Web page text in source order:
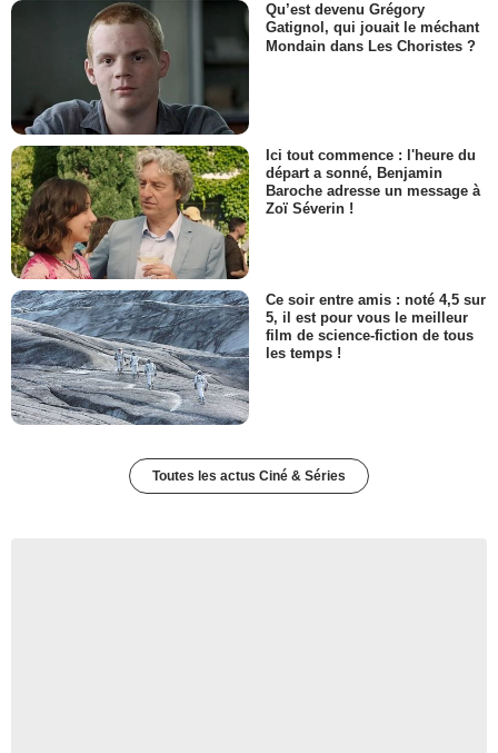
Qu’est devenu Grégory
Gatignol, qui jouait le méchant
Mondain dans Les Choristes ?
Ici tout commence : l'heure du
départ a sonné, Benjamin
Baroche adresse un message à
Zoï Séverin !
Ce soir entre amis : noté 4,5 sur
5, il est pour vous le meilleur
film de science-fiction de tous
les temps !
Toutes les actus Ciné & Séries